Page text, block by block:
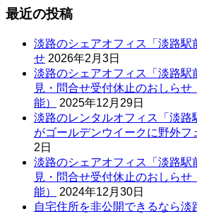
最近の投稿
淡路のシェアオフィス「淡路駅
せ 2026年2月3日
淡路のシェアオフィス「淡路駅
見・問合せ受付休止のおしら
能）
2025年12月29日
淡路のレンタルオフィス「淡路
がゴールデンウイークに野外フ
2日
淡路のシェアオフィス「淡路駅
見・問合せ受付休止のおしら
能）
2024年12月30日
自宅住所を非公開できるなら淡